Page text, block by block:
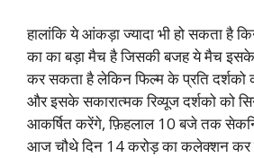
हालांकि ये आंकड़ा ज्यादा भी हो सकता है
का का बड़ा मैच है जिसकी बजह ये मैच
कर सकता है लेकिन फिल्म के प्रति दर्शको
और इसके सकारात्मक रिव्यूज दर्शको को
आकर्षित करेंगे, फ़िहलाल 10 बजे तक
आज चौथे दिन 14 करोड़ का कलेक्शन कर